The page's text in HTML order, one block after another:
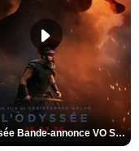
L'Odyssée Bande-annonce VO STFR